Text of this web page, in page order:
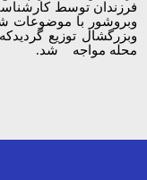
فرزندان توسط
وبروشور با موضوعات
وبزرگشال توزیع
محله مواجه شد.